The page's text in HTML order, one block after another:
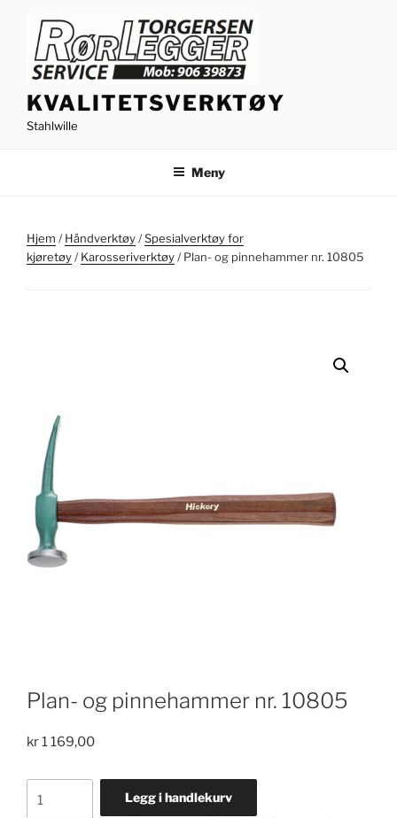
innhold
KVALITETSVERKTØY
Stahlwille
Meny
Hjem /Håndverktøy/Spesialverktøy for
kjøretøy/Karosseriverktøy/ Plan- og pinnehammer nr. 10805
Plan- og pinnehammer nr. 10805
kr1 169,00
Legg i handlekurv